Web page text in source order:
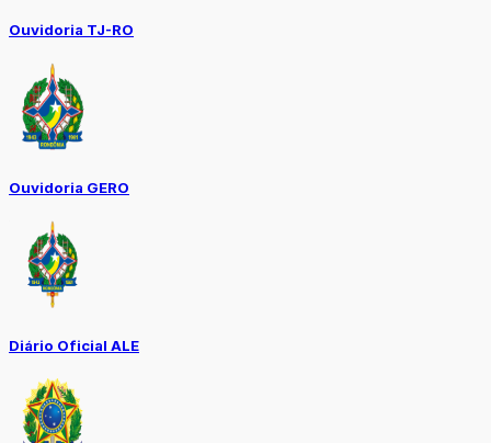
Ouvidoria TJ-RO
Ouvidoria GERO
Diário Oficial ALE